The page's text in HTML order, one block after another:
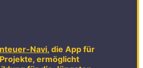
Navi, die App für
ermöglicht